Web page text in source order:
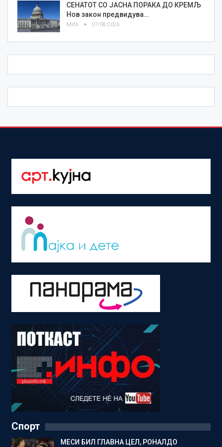
СЕНАТОТ СО ЈАСНА ПОРАКА ДО КРЕМЉ
Нов закон предвидува…
МИА 07/08/2026
Спорт
МЕСИ БИЛ ГЛАВНА ЦЕЛ, РОНАЛДО